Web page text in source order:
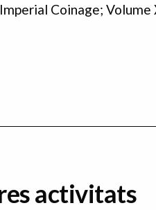
Imperial Coinage;
activitats